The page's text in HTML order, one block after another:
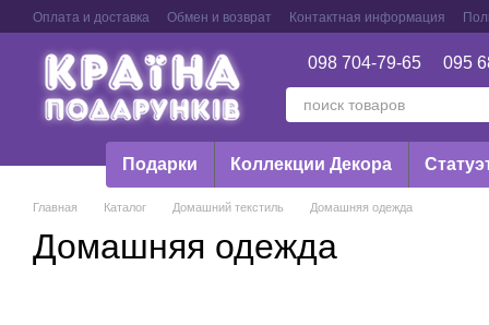
Перейти к основному контенту
Оплата и доставка Обмен и возврат Контактная информация
098 704-79-65 095
Подарки Коллекции Декора
Главная Каталог Домашний текстиль Домашняя одежда
Домашняя одежда